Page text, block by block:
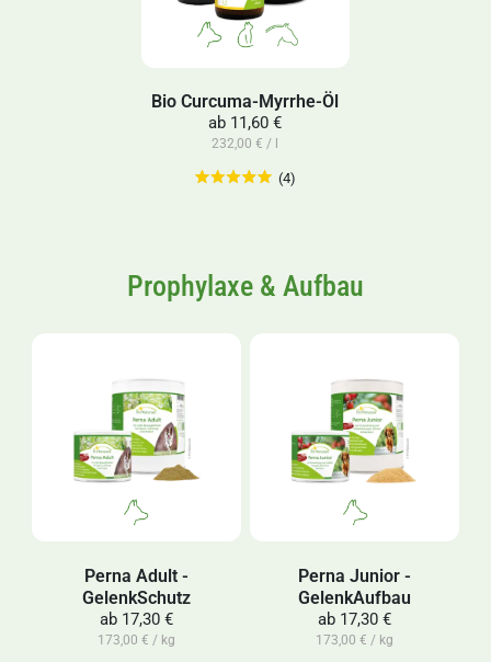
Bio Curcuma-Myrrhe-Öl
ab 11,60 €
232,00 € / l
(4)
Prophylaxe & Aufbau
Perna Adult -
GelenkSchutz
ab17,30 €
173,00 € / kg
Perna Junior -
GelenkAufbau
ab 17,30 €
173,00 € / kg